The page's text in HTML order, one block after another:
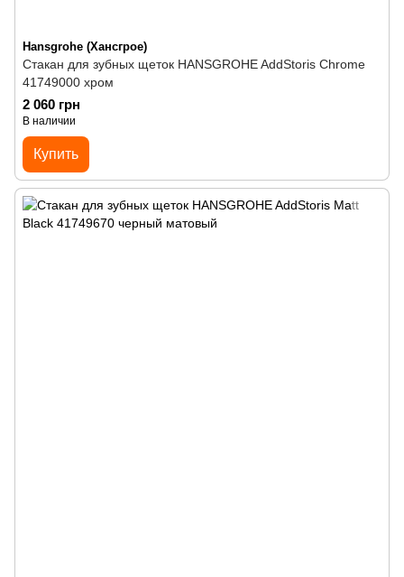
Hansgrohe (Хансгрое)
Стакан для зубных щеток HANSGROHE AddStoris Chrome
41749000 хром
2 060 грн
В наличии
Купить